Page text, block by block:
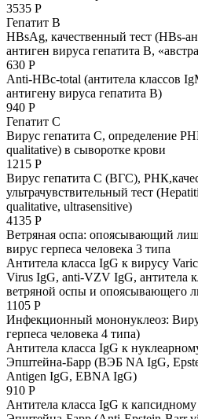
3535 Р
Гепатит B
HBsAg, качественный тест (HBs-
антиген вируса гепатита B,
630 Р
Anti-HBс-total (антитела классов
антигену вируса гепатита B)
940 Р
Гепатит C
Вирус гепатита С, определение
qualitative) в сыворотке крови
1215 Р
Вирус гепатита С (ВГС),
ультрачувствительный тест
qualitative, ultrasensitive)
4135 Р
Ветряная оспа: опоясывающий
вирус герпеса человека 3 типа
Антитела класса IgG к вирусу
Virus IgG, anti-VZV IgG, антитела
ветряной оспы и опоясывающего
1105 Р
Инфекционный мононуклеоз:
герпеса человека 4 типа)
Антитела класса IgG к
Эпштейна-Барр (ВЭБ NA IgG,
Antigen IgG, EBNA IgG)
910 Р
Антитела класса IgG к